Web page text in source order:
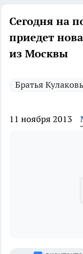
Сегодня на
приедет
из Москвы
Братья
11 ноября 2013